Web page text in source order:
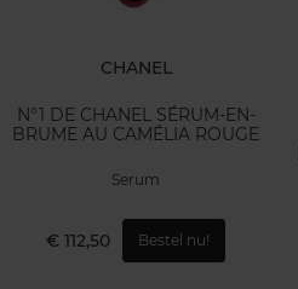
CHANEL
N°1 DE CHANEL SÉRUM-EN-
BRUME AU CAMÉLIA ROUGE
Serum
€ 112,50 Bestel nu!